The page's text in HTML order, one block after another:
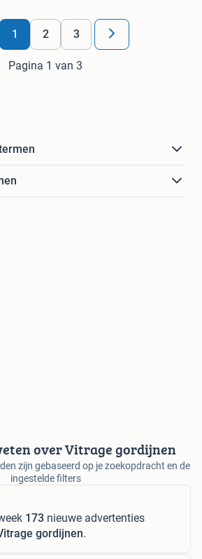
1 2 3
Pagina 1 van 3
over Vitrage gordijnen
zijn gebaseerd op je zoekopdracht en de
ingestelde filters
173 nieuwe advertenties
gordijnen.